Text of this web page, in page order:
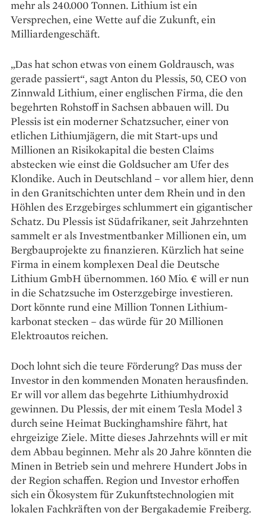
mehr als 240.000 Tonnen. Lithium ist ein
Versprechen, eine Wette auf die Zukunft, ein
Milliardengeschäft.
„Das hat schon etwas von einem Goldrausch, was
gerade passiert“, sagt Anton du Plessis, 50, CEO von
Zinnwald Lithium, einer englischen Firma, die den
begehrten Rohstoff in Sachsen abbauen will. Du
Plessis ist ein moderner Schatzsucher, einer von
etlichen Lithiumjägern, die mit Start-ups und
Millionen an Risikokapital die besten Claims
abstecken wie einst die Goldsucher am Ufer des
Klondike. Auch in Deutschland – vor allem hier, denn
in den Granitschichten unter dem Rhein und in den
Höhlen des Erzgebirges schlummert ein gigantischer
Schatz. Du Plessis ist Südafrikaner, seit Jahrzehnten
sammelt er als Investmentbanker Millionen ein, um
Bergbau­projekte zu finanzieren. Kürzlich hat seine
Firma in einem komplexen Deal die Deutsche
Lithium GmbH übernommen. 160 Mio. € will er nun
in die Schatzsuche im Osterzgebirge investieren.
Dort könnte rund eine Million Tonnen Lithium­
karbonat stecken – das würde für 20 Millionen
Elektroautos reichen.
Doch lohnt sich die teure Förderung? Das muss der
Investor in den kommenden Monaten herausfinden.
Er will vor allem das begehrte Lithiumhydroxid
gewinnen. Du Plessis, der mit einem Tesla Model 3
durch seine Heimat Buckinghamshire fährt, hat
ehrgeizige Ziele. Mitte dieses Jahrzehnts will er mit
dem Abbau beginnen. Mehr als 20 Jahre könnten die
Minen in Betrieb sein und mehrere Hundert Jobs in
der Region schaffen. Re­gion und Investor erhoffen
sich ein Ökosystem für Zukunftstechnologien mit
lokalen Fachkräften von der Bergakademie Freiberg.